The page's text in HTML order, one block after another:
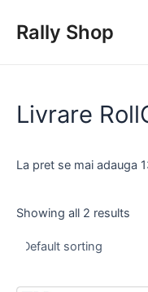
Rally Shop
Livrare
La pret se mai adauga
Showing all 2 results